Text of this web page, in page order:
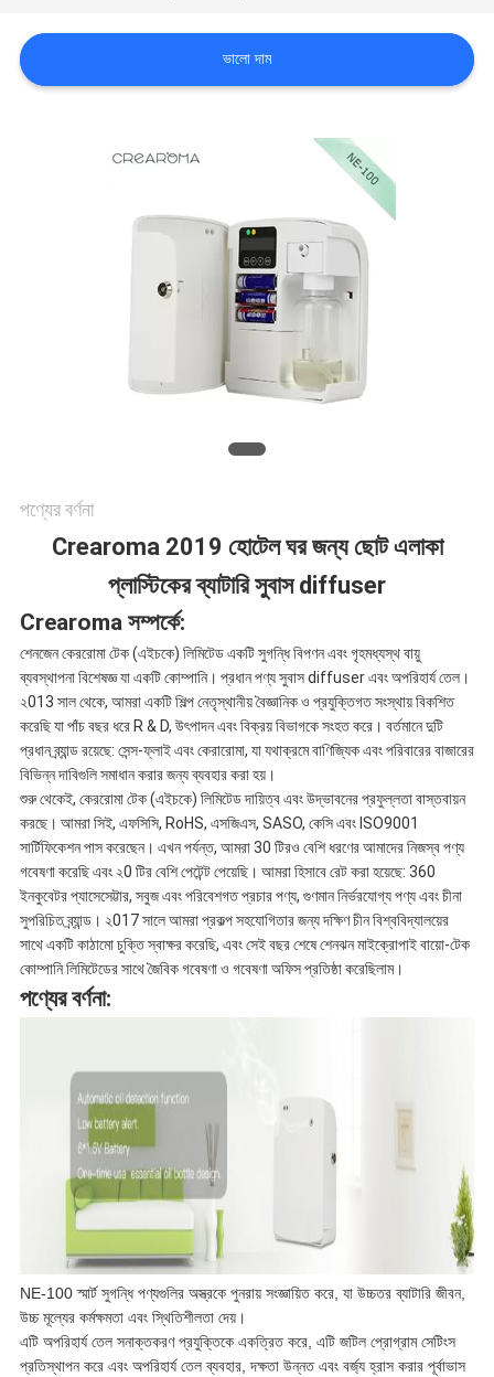
করুন
গোপনীয়তা
ভালো দাম
পণ্যের বর্ণনা
Crearoma 2019 হোটেল ঘর জন্য ছোট এলাকা
প্লাস্টিকের ব্যাটারি সুবাস diffuser
Crearoma সম্পর্কে:
শেনজেন কেররোমা টেক (এইচকে) লিমিটেড একটি সুগন্ধি বিপণন এবং গৃহমধ্যস্থ বায়ু
ব্যবস্থাপনা বিশেষজ্ঞ যা একটি কোম্পানি। প্রধান পণ্য সুবাস diffuser এবং অপরিহার্য তেল।
২013 সাল থেকে, আমরা একটি শিল্প নেতৃস্থানীয় বৈজ্ঞানিক ও প্রযুক্তিগত সংস্থায় বিকশিত
করেছি যা পাঁচ বছর ধরে R & D, উৎপাদন এবং বিক্রয় বিভাগকে সংহত করে। বর্তমানে দুটি
প্রধান ব্র্যান্ড রয়েছে: সেন্স-ফ্লাই এবং কেরারোমা, যা যথাক্রমে বাণিজ্যিক এবং পরিবারের বাজারের
বিভিন্ন দাবিগুলি সমাধান করার জন্য ব্যবহার করা হয়।
শুরু থেকেই, কেররোমা টেক (এইচকে) লিমিটেড দায়িত্ব এবং উদ্ভাবনের প্রফুল্লতা বাস্তবায়ন
করছে। আমরা সিই, এফসিসি, RoHS, এসজিএস, SASO, কেসি এবং ISO9001
সার্টিফিকেশন পাস করেছেন। এখন পর্যন্ত, আমরা 30 টিরও বেশি ধরণের আমাদের নিজস্ব পণ্য
গবেষণা করেছি এবং ২0 টির বেশি পেটেন্ট পেয়েছি। আমরা হিসাবে রেট করা হয়েছে: 360
ইনকুবেটর প্যাসেসেট্টার, সবুজ এবং পরিবেশগত প্রচার পণ্য, গুণমান নির্ভরযোগ্য পণ্য এবং চীনা
সুপরিচিত ব্র্যান্ড। ২017 সালে আমরা প্রকল্প সহযোগিতার জন্য দক্ষিণ চীন বিশ্ববিদ্যালয়ের
সাথে একটি কাঠামো চুক্তি স্বাক্ষর করেছি, এবং সেই বছর শেষে শেনঝন মাইক্রোপাই বায়ো-টেক
কোম্পানি লিমিটেডের সাথে জৈবিক গবেষণা ও গবেষণা অফিস প্রতিষ্ঠা করেছিলাম।
পণ্যের বর্ণনা:
NE-100 স্মার্ট সুগন্ধি পণ্যগুলির অস্ত্রকে পুনরায় সংজ্ঞায়িত করে, যা উচ্চতর ব্যাটারি জীবন,
উচ্চ মূল্যের কর্মক্ষমতা এবং স্থিতিশীলতা দেয়।
এটি অপরিহার্য তেল সনাক্তকরণ প্রযুক্তিকে একত্রিত করে, এটি জটিল প্রোগ্রাম সেটিংস
প্রতিস্থাপন করে এবং অপরিহার্য তেল ব্যবহার, দক্ষতা উন্নত এবং বর্জ্য হ্রাস করার পূর্বাভাস